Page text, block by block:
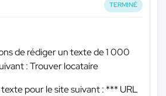
TERMINÉ
de rédiger un texte de 1 000
: Trouver locataire
pour le site suivant : *** URL